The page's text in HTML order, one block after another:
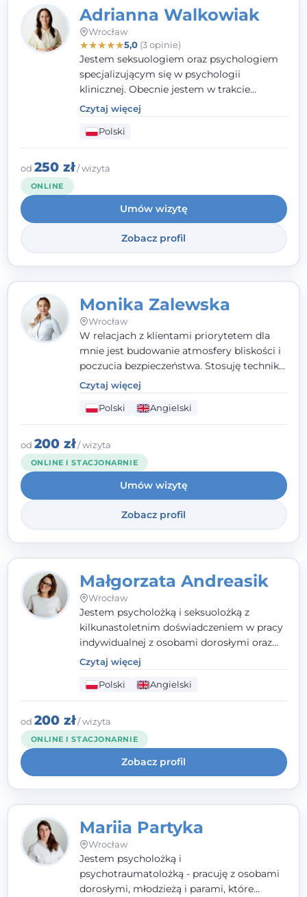
Adrianna Walkowiak
Wrocław
★★★★★5,0(3 opinie)
Jestem seksuologiem oraz psychologiem
specjalizującym się w psychologii
klinicznej. Obecnie jestem w trakcie
szkolenia na psychoterapeutę
systemowego. Posiadam status członka
nadzwyczajnego Wielkopolskiego
Towarzystwa Terapii Systemowej oraz
należę do Polskiego Towarzystwa
pierwszym miejscu stawiam budowanie
atmosfery bezpieczeństwa i zrozumienia w
relacjach z Klientami. Istotna dla nie jest
również koncentracja na dostępnych
zasobach.
Czytaj więcej
Polski
od 250 zł/ wizyta
ONLINE
Umów wizytę
Zobacz profil
Monika Zalewska
Wrocław
W relacjach z klientami priorytetem dla
mnie jest budowanie atmosfery bliskości i
poczucia bezpieczeństwa. Stosuję techniki
poznawczo-behawioralne oraz metody,
które koncentrują się na rozwiązaniach
(TSR). Te polegają na osiąganiu
zamierzonych celów (doprowadzeniu do
rozwiązania trudnych sytuacji) poprzez
identyfikowanie i wzmacnianie zasobów
oraz mocnych stron klienta. W swojej
pracy korzystam także z metod dialogu
motywacyjnego i treningu uważności.
Czytaj więcej
Polski Angielski
od 200 zł/ wizyta
ONLINE I STACJONARNIE
Umów wizytę
Zobacz profil
Małgorzata Andreasik
Wrocław
Jestem psycholożką i seksuolożką z
kilkunastoletnim doświadczeniem w pracy
indywidualnej z osobami dorosłymi oraz
parami. Specjalizuję się w obszarze zdrowia
seksualnego, żałoby, kryzysów życiowych i
wypalenia zawodowego. Pracuję w języku
polskim i angielskim, w podejściu
humanistycznym, opartym na
partnerstwie i podmiotowości klienta.
Czytaj więcej
Polski Angielski
od 200 zł/ wizyta
ONLINE I STACJONARNIE
Zobacz profil
Mariia Partyka
Wrocław
Jestem psycholożką i
psychotraumatolożką - pracuję z osobami
dorosłymi, młodzieżą i parami, które